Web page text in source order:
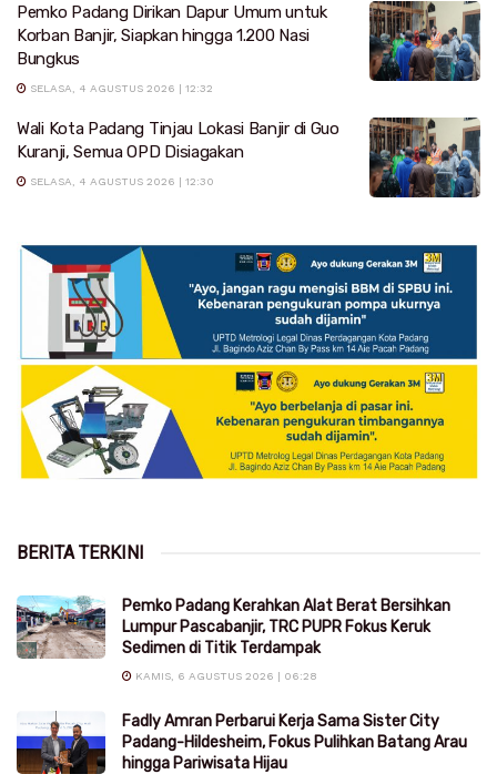
Pemko Padang Dirikan Dapur Umum untuk
Korban Banjir, Siapkan hingga 1.200 Nasi
Bungkus
SELASA, 4 AGUSTUS 2026 | 12:32
Wali Kota Padang Tinjau Lokasi Banjir di Guo
Kuranji, Semua OPD Disiagakan
SELASA, 4 AGUSTUS 2026 | 12:30
BERITA TERKINI
Pemko Padang Kerahkan Alat Berat Bersihkan
Lumpur Pascabanjir, TRC PUPR Fokus Keruk
Sedimen di Titik Terdampak
KAMIS, 6 AGUSTUS 2026 | 06:28
Fadly Amran Perbarui Kerja Sama Sister City
Padang-Hildesheim, Fokus Pulihkan Batang Arau
hingga Pariwisata Hijau